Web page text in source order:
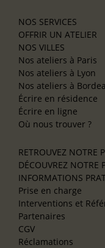
NOS SERVICES
OFFRIR UN ATELIER
NOS VILLES
Nos ateliers à Paris
Nos ateliers à Lyon
Nos ateliers à
Écrire en résidence
Écrire en ligne
Où nous trouver ?
RETROUVEZ NOTRE
DÉCOUVREZ NOTRE
INFORMATIONS
Prise en charge
Interventions et
Partenaires
CGV
Réclamations